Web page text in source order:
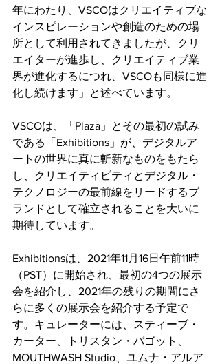
年にわたり、VSCOはクリエイティブな
インスピレーションや創造のための場
所として利用されてきましたが、クリ
エイターが進歩し、クリエイティブ業
界が進化するにつれ、VSCOも同様に進
化し続けます」と述べています。
VSCOは、「Plaza」とその最初の試み
である「Exhibitions」が、デジタルア
ートの世界に真に斬新なものをもたら
し、クリエイティビティとデジタル・
テクノロジーの最前線をリードするブ
ランドとして確立されることを大いに
期待しています。
Exhibitionsは、2021年11月16日午前11時
（PST）に開始され、最初の4つの展示
会を紹介し、2021年の残りの期間にさ
らに多くの展示会を紹介する予定で
す。キュレーターには、スティーブ・
カーター、トリスタン・バゴット、
MOUTHWASH Studio、ユムナ・アルア